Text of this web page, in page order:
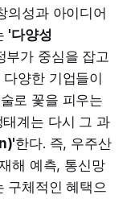
의성과 아이디어
'다양성
부가 중심을 잡고
양한 기업들이
로 꽃을 피우는
계는 다시 그 과
한다. 즉, 우주산
해 예측, 통신망
구체적인 혜택으